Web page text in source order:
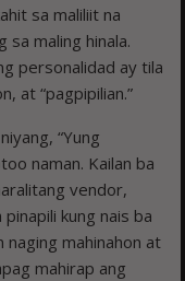
sa maliliit na
sa maling hinala.
personalidad ay tila
at “pagpipilian.”
“Yung
naman. Kailan ba
vendor,
kung nais ba
naging mahinahon at
mahirap ang